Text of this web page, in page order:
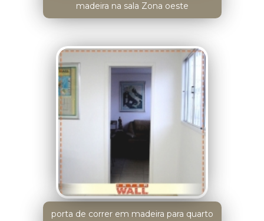
madeira na sala Zona oeste
porta de correr em madeira para quarto